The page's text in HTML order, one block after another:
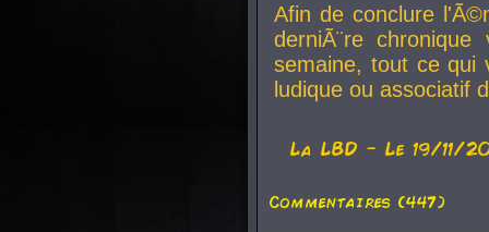
Afin de conclure
derniÃ¨re
semaine, tout ce qui
ludique ou associatif
La LBD - Le 19/11/
Commentaires (447)